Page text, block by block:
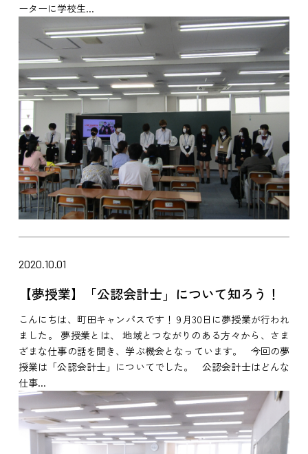
ーターに学校生...
2020.10.01
【夢授業】「公認会計士」について知ろう！
こんにちは、町田キャンパスです！ 9月30日に夢授業が行われ
ました。 夢授業とは、 地域とつながりのある方々から、さま
ざまな仕事の話を聞き、学ぶ機会となっています。 今回の夢
授業は「公認会計士」についてでした。 公認会計士はどんな
仕事...